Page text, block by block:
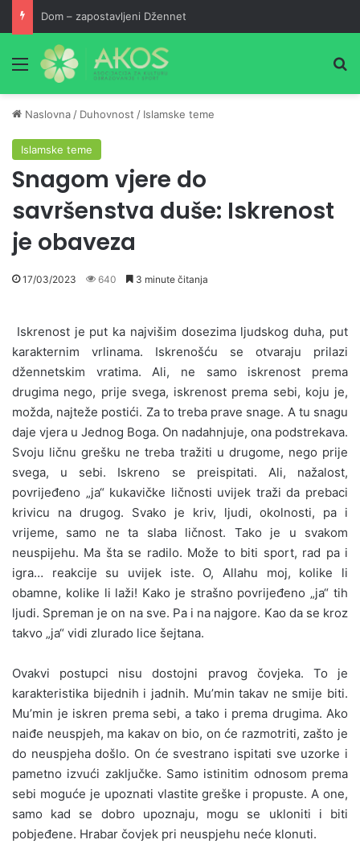
Dom – zapostavljeni Džennet
Meni
Naslovna / Duhovnost / Islamske teme
Islamske teme
Snagom vjere do
savršenstva duše: Iskrenost
je obaveza
17/03/2023 640 3 minute čitanja
Iskrenost je put ka najvišim dosezima ljudskog duha, put
karakternim vrlinama. Iskrenošću se otvaraju prilazi
džennetskim vratima. Ali, ne samo iskrenost prema
drugima nego, prije svega, iskrenost prema sebi, koju je,
možda, najteže postići. Za to treba prave snage. A tu snagu
daje vjera u Jednog Boga. On nadahnjuje, ona podstrekava.
Svoju ličnu grešku ne treba tražiti u drugome, nego prije
svega, u sebi. Iskreno se preispitati. Ali, nažalost,
povrijeđeno „ja“ kukavičke ličnosti uvijek traži da prebaci
krivicu na drugog. Svako je kriv, ljudi, okolnosti, pa i
vrijeme, samo ne ta slaba ličnost. Tako je u svakom
neuspijehu. Ma šta se radilo. Može to biti sport, rad pa i
igra… reakcije su uvijek iste. O, Allahu moj, kolike li
obamne, kolike li laži! Kako je strašno povrijeđeno „ja“ tih
ljudi. Spreman je on na sve. Pa i na najgore. Kao da se kroz
takvo „ja“ vidi zlurado lice šejtana.
Ovakvi postupci nisu dostojni pravog čovjeka. To je
karakteristika bijednih i jadnih. Mu’min takav ne smije biti.
Mu’min je iskren prema sebi, a tako i prema drugima. Ako
naiđe neuspjeh, ma kakav on bio, on će razmotriti, zašto je
do neuspjeha došlo. On će svestrano ispitati sve uzorke i
pametno izvući zaključke. Samo istinitim odnosom prema
sebi moguće je upoznati vlastite greške i propuste. A one,
samo kad se dobro upoznaju, mogu se ukloniti i biti
pobjeđene. Hrabar čovjek pri neuspjehu neće klonuti.